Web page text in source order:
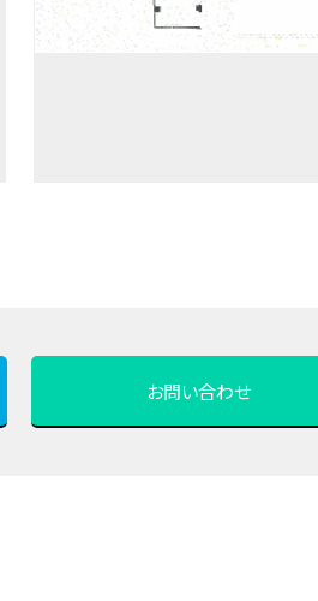
お問い合わせ